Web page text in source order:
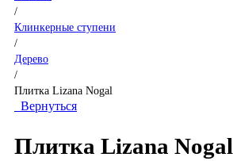
/
Клинкерные ступени
/
Дерево
/
Плитка Lizana Nogal
Вернуться
Плитка Lizana Nogal